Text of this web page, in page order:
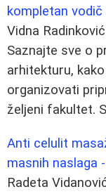
kompletan vodič
Vidna Radinković
Saznajte sve o
arhitekturu,
organizovati
željeni fakultet.
Anti celulit
masnih naslaga
Radeta